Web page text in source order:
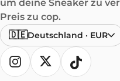
um deine Sneaker zu
Preis zu cop.
🇩🇪Deutschland · EUR